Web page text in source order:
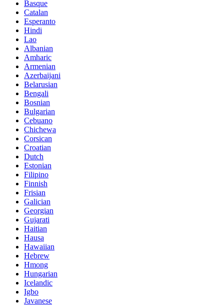
Basque
Catalan
Esperanto
Hindi
Lao
Albanian
Amharic
Armenian
Azerbaijani
Belarusian
Bengali
Bosnian
Bulgarian
Cebuano
Chichewa
Corsican
Croatian
Dutch
Estonian
Filipino
Finnish
Frisian
Galician
Georgian
Gujarati
Haitian
Hausa
Hawaiian
Hebrew
Hmong
Hungarian
Icelandic
Igbo
Javanese